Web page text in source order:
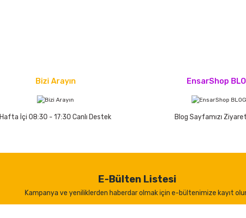
Bizi Arayın
Hafta İçi 08:30 - 17:30 Canlı Destek
EnsarShop
Blog Sayfamızı
E-Bülten Listesi
Kampanya ve yeniliklerden haberdar olmak için e-bültenimize kayıt